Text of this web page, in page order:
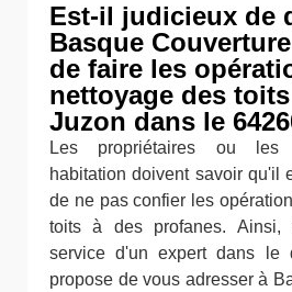
Est-il judicieux de
Basque
de faire les
nettoyage des
Juzon dans le
Les propriétaires ou les
habitation doivent savoir qu'il
de ne pas confier les
toits à des profanes.
service d'un expert dans le
propose de vous adresser à